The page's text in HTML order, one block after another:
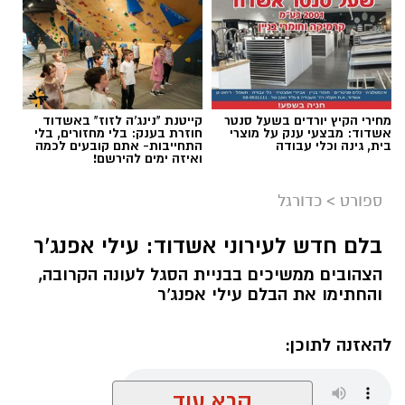
ב-WhatsApp לחצו כאן
להורדת אפליקציה של אשדוד נט לחצו כאן
עקבו באינסטגרם
צילום: דוברות מ.ס אשדוד
אחרי שניצחה פעמיים את קרית גת (2-1) ואת מכבי
יפו (2-0), מ.ס אשדוד רוצה לסגור את שלב הבתים
במטרה לעלות לשלב חצי הגמר.
מחירי הקיץ יורדים בשעל סנטר
אשדוד: מבצעי ענק על מוצרי
בית, גינה וכלי עבודה
קייטנת "נינג'ה לזוז" באשדוד
חוזרת בענק: בלי מחזורים, בלי
התחייבות- אתם קובעים לכמה
ואיזה ימים להירשם!
ספורט > כדורגל
בלם חדש לעירוני אשדוד: עילי אפנג'ר
הצהובים ממשיכים בבניית הסגל לעונה הקרובה,
והחתימו את הבלם עילי אפנג'ר
להאזנה לתוכן: